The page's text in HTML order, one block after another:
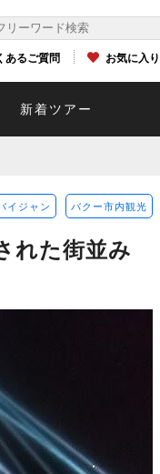
あるご質問 お気に入り
新着ツアー
イジャン バクー市内観光
れた街並み